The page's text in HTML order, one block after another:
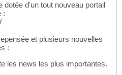
dotée d'un tout nouveau portail
:
et plusieurs nouvelles
:
les news les plus importantes.